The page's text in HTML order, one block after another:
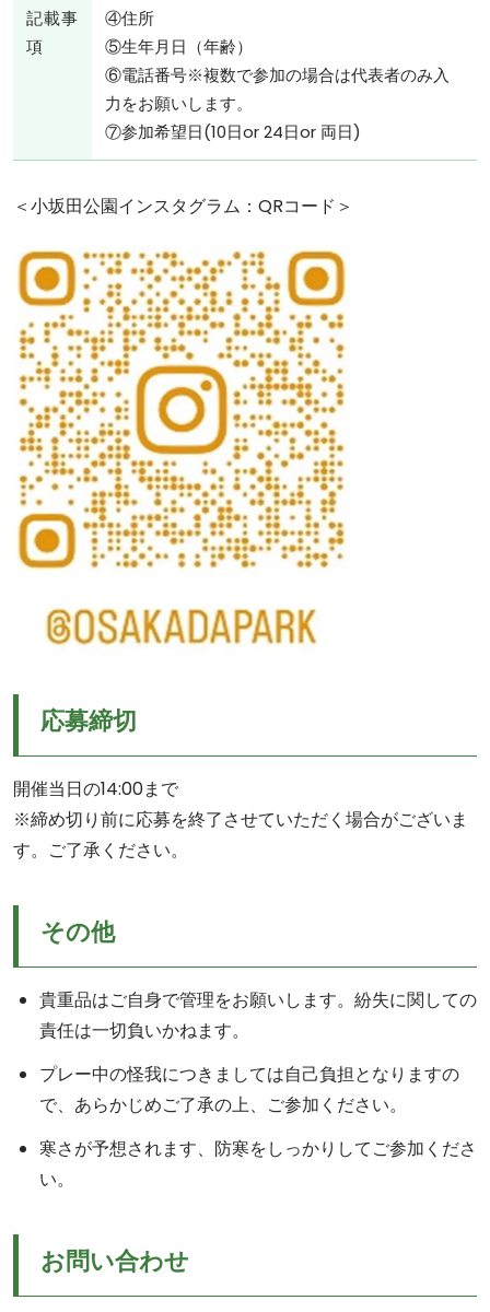
記載事
項
④住所
⑤生年月日（年齢）
⑥電話番号※複数で参加の場合は代表者のみ入
力をお願いします。
⑦参加希望日(10日or 24日or 両日)
＜小坂田公園インスタグラム：QRコード＞
応募締切
開催当日の14:00まで
※締め切り前に応募を終了させていただく場合がございま
す。ご了承ください。
その他
貴重品はご自身で管理をお願いします。紛失に関しての
責任は一切負いかねます。
プレー中の怪我につきましては自己負担となりますの
で、あらかじめご了承の上、ご参加ください。
寒さが予想されます、防寒をしっかりしてご参加くださ
い。
お問い合わせ